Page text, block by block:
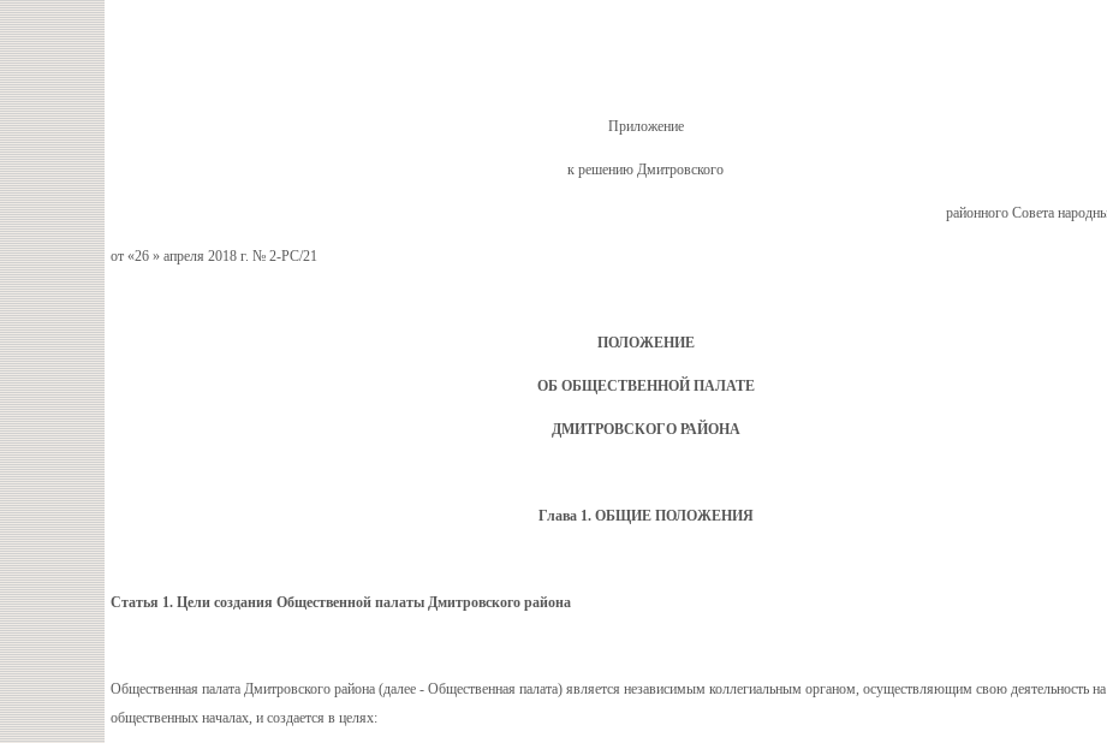
Приложение
к решению Дмитровского
районного Совета
от «26 » апреля 2018 г. № 2-РС/21
ПОЛОЖЕНИЕ
ОБ ОБЩЕСТВЕННОЙ ПАЛАТЕ
ДМИТРОВСКОГО РАЙОНА
Глава 1. ОБЩИЕ ПОЛОЖЕНИЯ
Статья 1. Цели создания Общественной палаты Дмитровского района
Общественная палата Дмитровского района (далее - Общественная палата) является независимым коллегиальным органом, осуществляющим свою деятельность на
общественных началах, и создается в целях: